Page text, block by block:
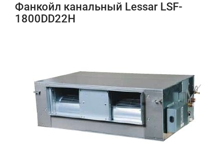
Фанкойл канальный Lessar LSF-
1800DD22H